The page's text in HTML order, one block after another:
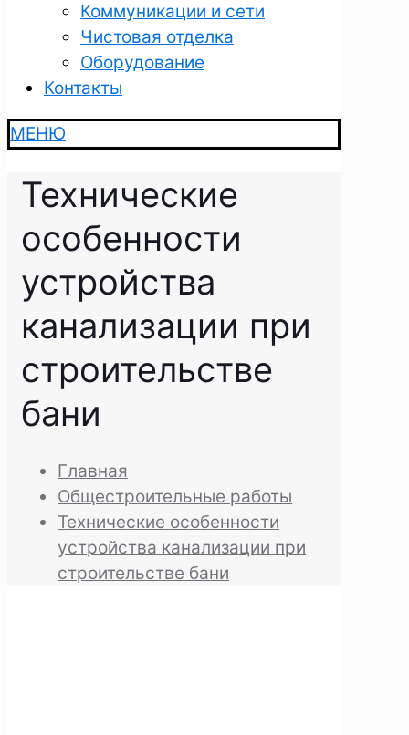
Коммуникации и сети
Чистовая отделка
Оборудование
Контакты
МЕНЮ
Технические
особенности
устройства
канализации при
строительстве
бани
Главная
Общестроительные работы
Технические особенности
устройства канализации при
строительстве бани